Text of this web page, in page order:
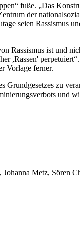
fuße. „Das
der
seien Rassismus
Rassismus ist und
,Rassen'
Vorlage ferner.
Grundgesetzes zu
und
Johanna Metz, Sören